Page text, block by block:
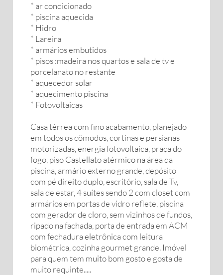
* ar condicionado
* piscina aquecida
* Hidro
* Lareira
* armários embutidos
* pisos :madeira nos quartos e sala de tv e
porcelanato no restante
* aquecedor solar
* ⁠aquecimento piscina
* ⁠Fotovoltaicas
Casa térrea com fino acabamento, planejado
em todos os cômodos, cortinas e persianas
motorizadas, energia fotovoltaica, praça do
fogo, piso Castellato atérmico na área da
piscina, armário externo grande, depósito
com pé direito duplo, escritório, sala de Tv,
sala de estar, 4 suítes sendo 2 com closet com
armários em portas de vidro reflete, piscina
com gerador de cloro, sem vizinhos de fundos,
ripado na fachada, porta de entrada em ACM
com fechadura eletrônica com leitura
biométrica, cozinha gourmet grande. Imóvel
para quem tem muito bom gosto e gosta de
muito requinte.....